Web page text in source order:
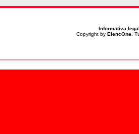
Informativa
Copyright by ElencOne.